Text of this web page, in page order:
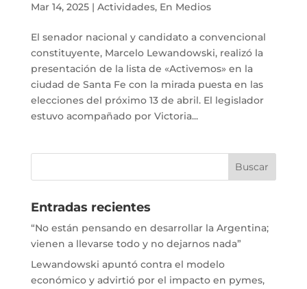
Mar 14, 2025| Actividades, En Medios
El senador nacional y candidato a convencional
constituyente, Marcelo Lewandowski, realizó la
presentación de la lista de «Activemos» en la
ciudad de Santa Fe con la mirada puesta en las
elecciones del próximo 13 de abril. El legislador
estuvo acompañado por Victoria...
Entradas recientes
“No están pensando en desarrollar la Argentina;
vienen a llevarse todo y no dejarnos nada”
Lewandowski apuntó contra el modelo
económico y advirtió por el impacto en pymes,